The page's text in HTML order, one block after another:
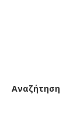
Αναζήτηση